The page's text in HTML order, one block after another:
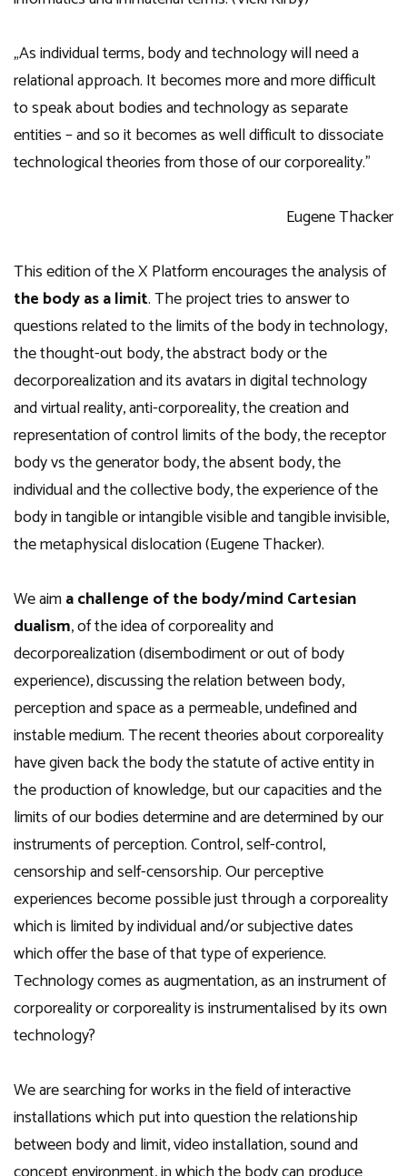
„As individual terms, body and technology will need a
relational approach. It becomes more and more difficult
to speak about bodies and technology as separate
entities – and so it becomes as well difficult to dissociate
technological theories from those of our corporeality.”
Eugene Thacker
This edition of the X Platform encourages the analysis of
the body as a limit. The project tries to answer to
questions related to the limits of the body in technology,
the thought-out body, the abstract body or the
decorporealization and its avatars in digital technology
and virtual reality, anti-corporeality, the creation and
representation of control limits of the body, the receptor
body vs the generator body, the absent body, the
individual and the collective body, the experience of the
body in tangible or intangible visible and tangible invisible,
the metaphysical dislocation (Eugene Thacker).
We aima challenge of the body/mind Cartesian
dualism, of the idea of corporeality and
decorporealization (disembodiment or out of body
experience), discussing the relation between body,
perception and space as a permeable, undefined and
instable medium. The recent theories about corporeality
have given back the body the statute of active entity in
the production of knowledge, but our capacities and the
limits of our bodies determine and are determined by our
instruments of perception. Control, self-control,
censorship and self-censorship. Our perceptive
experiences become possible just through a corporeality
which is limited by individual and/or subjective dates
which offer the base of that type of experience.
Technology comes as augmentation, as an instrument of
corporeality or corporeality is instrumentalised by its own
technology?
We are searching for works in the field of interactive
installations which put into question the relationship
between body and limit, video installation, sound and